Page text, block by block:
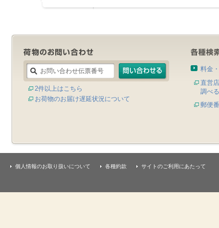
2件以上はこちら
お荷物のお届け遅延状況について
料金
直営
調べる
郵便
個人情報のお取り扱いについて 各種約款 サイトのご利用にあたって